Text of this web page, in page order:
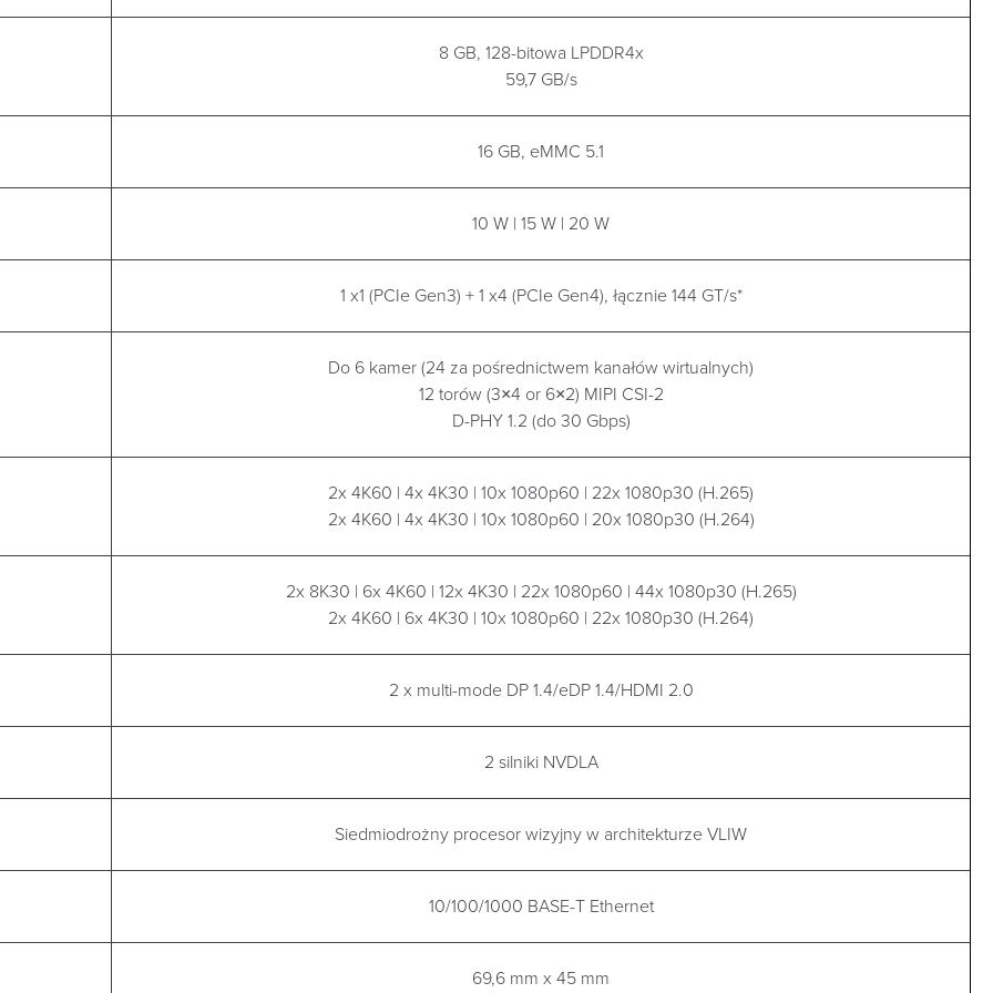
8 GB, 128-bitowa LPDDR4x
59,7 GB/s
16 GB, eMMC 5.1
10 W | 15 W | 20 W
1 x1 (PCIe Gen3) + 1 x4 (PCIe Gen4), łącznie 144 GT/s*
Do 6 kamer (24 za pośrednictwem kanałów wirtualnych)
12 torów (3×4 or 6×2) MIPI CSI-2
D-PHY 1.2 (do 30 Gbps)
2x 4K60 | 4x 4K30 | 10x 1080p60 | 22x 1080p30 (H.265)
2x 4K60 | 4x 4K30 | 10x 1080p60 | 20x 1080p30 (H.264)
2x 8K30 | 6x 4K60 | 12x 4K30 | 22x 1080p60 | 44x 1080p30 (H.265)
2x 4K60 | 6x 4K30 | 10x 1080p60 | 22x 1080p30 (H.264)
2 x multi-mode DP 1.4/eDP 1.4/HDMI 2.0
2 silniki NVDLA
Siedmiodrożny procesor wizyjny w architekturze VLIW
10/100/1000 BASE-T Ethernet
69,6 mm x 45 mm